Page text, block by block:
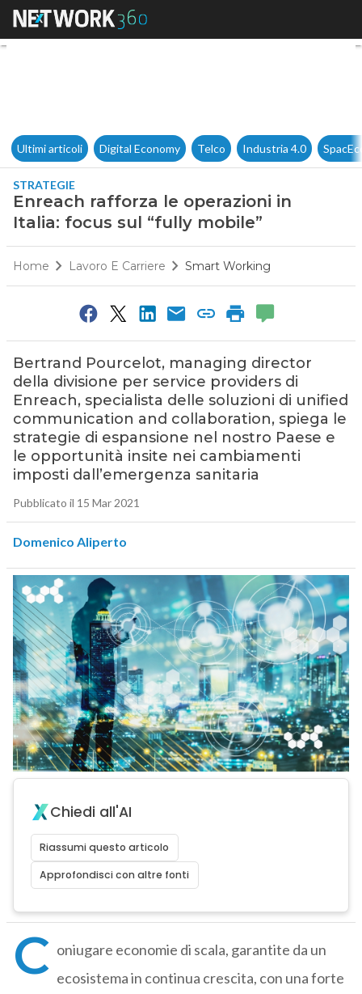
Enreach rafforza le
Ultimi articoli Digital Economy Telco Industria 4.0
STRATEGIE
Enreach rafforza le operazioni in
Italia: focus sul “fully mobile”
Home Lavoro E Carriere Smart Working
Bertrand Pourcelot, managing director
della divisione per service providers di
Enreach, specialista delle soluzioni di unified
communication and collaboration, spiega le
strategie di espansione nel nostro Paese e
le opportunità insite nei cambiamenti
imposti dall’emergenza sanitaria
Pubblicato il 15 Mar 2021
Domenico Aliperto
Chiedi all'AI
Riassumi questo articolo
Approfondisci con altre fonti
C oniugare economie di scala, garantite da un
ecosistema in continua crescita, con una forte